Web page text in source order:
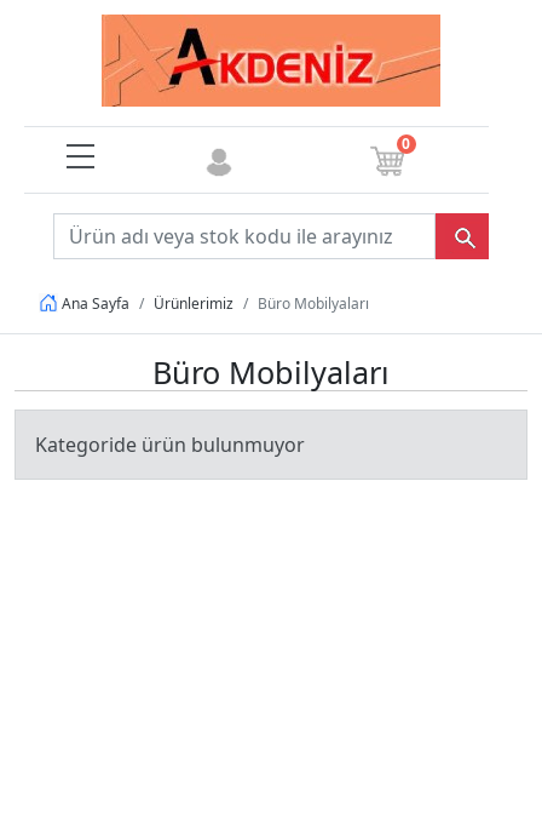
0
Ana Sayfa Ürünlerimiz Büro Mobilyaları
Büro Mobilyaları
Kategoride ürün bulunmuyor